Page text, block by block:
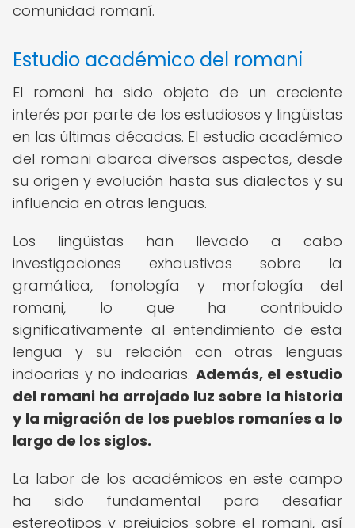
comunidad romaní.
Estudio académico del romani
El romani ha sido objeto de un creciente
interés por parte de los estudiosos y lingüistas
en las últimas décadas. El estudio académico
del romani abarca diversos aspectos, desde
su origen y evolución hasta sus dialectos y su
influencia en otras lenguas.
Los lingüistas han llevado a cabo
investigaciones exhaustivas sobre la
gramática, fonología y morfología del
romani, lo que ha contribuido
significativamente al entendimiento de esta
lengua y su relación con otras lenguas
indoarias y no indoarias. Además, el estudio
del romani ha arrojado luz sobre la historia
y la migración de los pueblos romaníes a lo
largo de los siglos.
La labor de los académicos en este campo
ha sido fundamental para desafiar
estereotipos y prejuicios sobre el romani, así